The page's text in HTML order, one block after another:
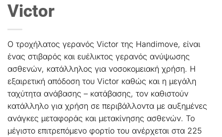
Victor
Ο τροχήλατος γερανός Victor της Handimove, είναι
ένας στιβαρός και ευέλικτος γερανός ανύψωσης
ασθενών, κατάλληλος για νοσοκομειακή χρήση. Η
εξαιρετική απόδοση του Victor καθώς και η μεγάλη
ταχύτητα ανάβασης – κατάβασης, τον καθιστούν
κατάλληλο για χρήση σε περιβάλλοντα με αυξημένες
ανάγκες μεταφοράς και μετακίνησης ασθενών. Το
μέγιστο επιτρεπόμενο φορτίο του ανέρχεται στα 225